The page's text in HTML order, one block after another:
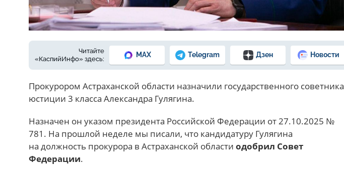
Фото: Прокуратура Астраханской области
Читайте
«КаспийИнфо» здесь:
MAX Telegram Дзен Новости
Прокурором Астраханской области назначили государственного советника
юстиции 3 класса Александра Гулягина.
Назначен он указом президента Российской Федерации от 27.10.2025 №
781. На прошлой неделе мы писали, что кандидатуру Гулягина
на должность прокурора в Астраханской области одобрил Совет
Федерации.